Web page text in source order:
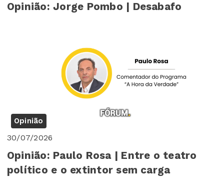
Opinião: Jorge Pombo | Desabafo
Opinião
30/07/2026
Opinião: Paulo Rosa | Entre o teatro
político e o extintor sem carga